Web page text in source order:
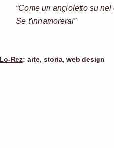
“Come un angioletto su
Se t'innamorerai”
Lo-Rez: arte, storia, web design